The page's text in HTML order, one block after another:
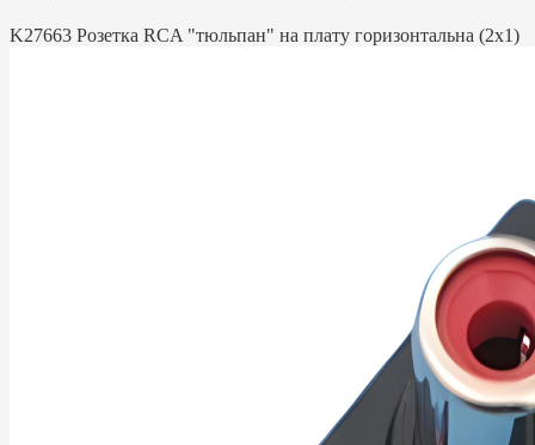
K27663 Розетка RCA "тюльпан" на плату горизонтальна (2x1)